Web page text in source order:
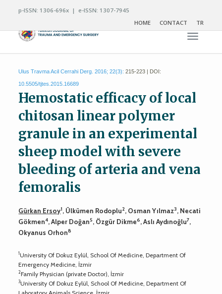
p-ISSN: 1306-696x | e-ISSN: 1307-7945
HOME
CONTACT TR
Toggle
Ulus Travma Acil Cerrahi Derg. 2016; 22(3): 215-223 | DOI:
10.5505/tjtes.2015.16689
Hemostatic efficacy of local
chitosan linear polymer
granule in an experimental
sheep model with severe
bleeding of arteria and vena
femoralis
Gürkan Ersoy1, Ülkümen Rodoplu2, Osman Yılmaz3, Necati
Gökmen4, Alper Doğan5, Özgür Dikme6, Aslı Aydınoğlu7,
Okyanus Orhon8
1University Of Dokuz Eylül, School Of Medicine, Department Of
Emergency Medicine, İzmir
2Family Physician (private Doctor), İzmir
3University Of Dokuz Eylül, School Of Medicine, Department Of